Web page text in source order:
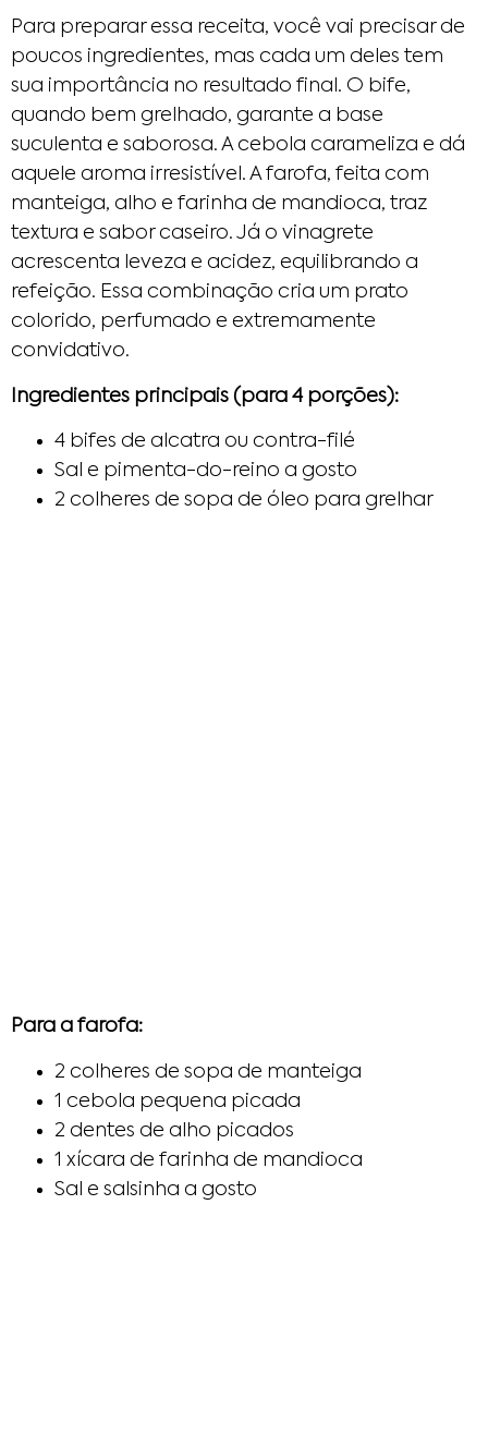
Para preparar essa receita, você vai precisar de
poucos ingredientes, mas cada um deles tem
sua importância no resultado final. O bife,
quando bem grelhado, garante a base
suculenta e saborosa. A cebola carameliza e dá
aquele aroma irresistível. A farofa, feita com
manteiga, alho e farinha de mandioca, traz
textura e sabor caseiro. Já o vinagrete
acrescenta leveza e acidez, equilibrando a
refeição. Essa combinação cria um prato
colorido, perfumado e extremamente
convidativo.
Ingredientes principais (para 4 porções):
4 bifes de alcatra ou contra-filé
Sal e pimenta-do-reino a gosto
2 colheres de sopa de óleo para grelhar
Para a farofa:
2 colheres de sopa de manteiga
1 cebola pequena picada
2 dentes de alho picados
1 xícara de farinha de mandioca
Sal e salsinha a gosto